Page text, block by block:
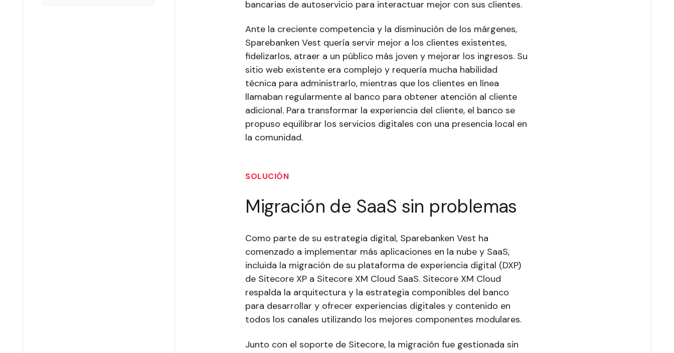
bancarias de autoservicio para interactuar mejor con sus clientes.
Ante la creciente competencia y la disminución de los márgenes,
Sparebanken Vest quería servir mejor a los clientes existentes,
fidelizarlos, atraer a un público más joven y mejorar los ingresos. Su
sitio web existente era complejo y requería mucha habilidad
técnica para administrarlo, mientras que los clientes en línea
llamaban regularmente al banco para obtener atención al cliente
adicional. Para transformar la experiencia del cliente, el banco se
propuso equilibrar los servicios digitales con una presencia local en
la comunidad.
SOLUCIÓN
Migración de SaaS sin problemas
Como parte de su estrategia digital, Sparebanken Vest ha
comenzado a implementar más aplicaciones en la nube y SaaS,
incluida la migración de su plataforma de experiencia digital (DXP)
de Sitecore XP a Sitecore XM Cloud SaaS. Sitecore XM Cloud
respalda la arquitectura y la estrategia componibles del banco
para desarrollar y ofrecer experiencias digitales y contenido en
todos los canales utilizando los mejores componentes modulares.
Junto con el soporte de Sitecore, la migración fue gestionada sin